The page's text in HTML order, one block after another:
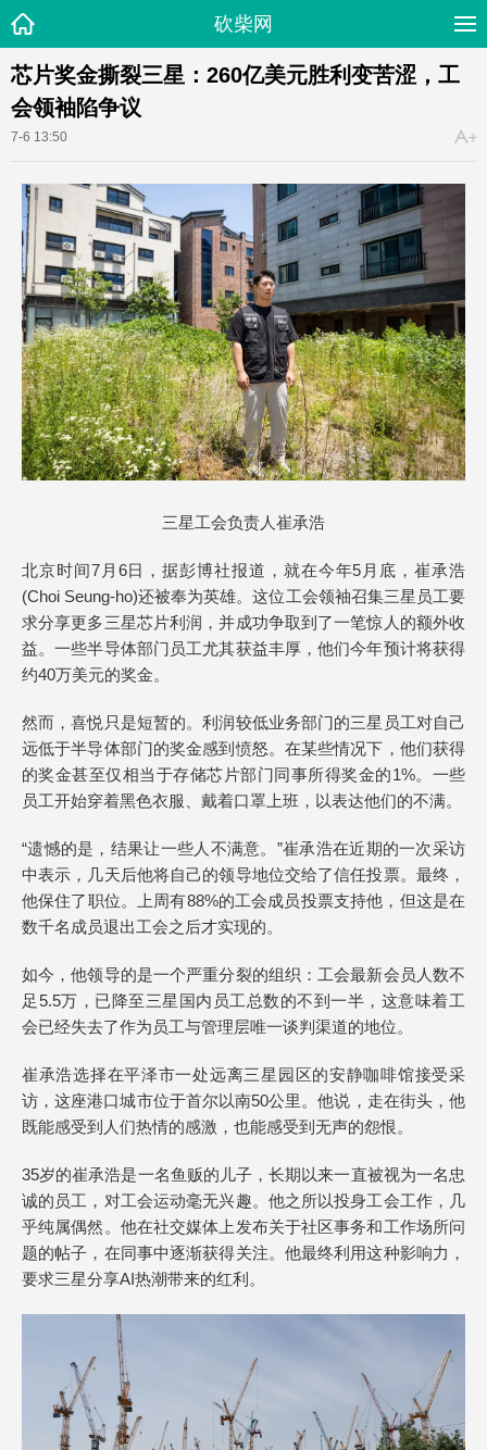
砍柴网
芯片奖金撕裂三星：260亿美元胜利变苦涩，工
会领袖陷争议
7-6 13:50
三星工会负责人崔承浩
北京时间7月6日，据彭博社报道，就在今年5月底，崔承浩
(Choi Seung-ho)还被奉为英雄。这位工会领袖召集三星员工要
求分享更多三星芯片利润，并成功争取到了一笔惊人的额外收
益。一些半导体部门员工尤其获益丰厚，他们今年预计将获得
约40万美元的奖金。
然而，喜悦只是短暂的。利润较低业务部门的三星员工对自己
远低于半导体部门的奖金感到愤怒。在某些情况下，他们获得
的奖金甚至仅相当于存储芯片部门同事所得奖金的1%。一些
员工开始穿着黑色衣服、戴着口罩上班，以表达他们的不满。
“遗憾的是，结果让一些人不满意。”崔承浩在近期的一次采访
中表示，几天后他将自己的领导地位交给了信任投票。最终，
他保住了职位。上周有88%的工会成员投票支持他，但这是在
数千名成员退出工会之后才实现的。
如今，他领导的是一个严重分裂的组织：工会最新会员人数不
足5.5万，已降至三星国内员工总数的不到一半，这意味着工
会已经失去了作为员工与管理层唯一谈判渠道的地位。
崔承浩选择在平泽市一处远离三星园区的安静咖啡馆接受采
访，这座港口城市位于首尔以南50公里。他说，走在街头，他
既能感受到人们热情的感激，也能感受到无声的怨恨。
35岁的崔承浩是一名鱼贩的儿子，长期以来一直被视为一名忠
诚的员工，对工会运动毫无兴趣。他之所以投身工会工作，几
乎纯属偶然。他在社交媒体上发布关于社区事务和工作场所问
题的帖子，在同事中逐渐获得关注。他最终利用这种影响力，
要求三星分享AI热潮带来的红利。